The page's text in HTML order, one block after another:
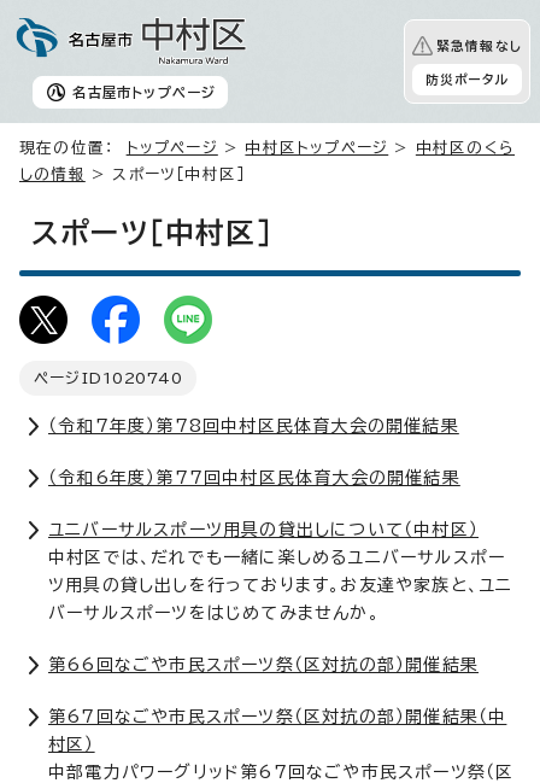
名古屋市 トップページ
緊急情報なし
防災ポータル
現在の位置： トップページ > 中村区トップページ > 中村区のくら
しの情報
> スポーツ［中村区］
スポーツ［中村区］
ページID 1020740
（令和7年度）第78回中村区民体育大会の開催結果
（令和6年度）第77回中村区民体育大会の開催結果
ユニバーサルスポーツ用具の貸出しについて（中村区）
中村区では、だれでも一緒に楽しめるユニバーサルスポー
ツ用具の貸し出しを行っております。お友達や家族と、ユニ
バーサルスポーツをはじめてみませんか。
第66回なごや市民スポーツ祭（区対抗の部）開催結果
第67回なごや市民スポーツ祭（区対抗の部）開催結果（中
村区）
中部電力パワーグリッド第67回なごや市民スポーツ祭（区